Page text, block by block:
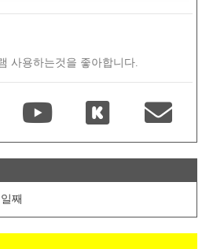
사용하는것을 좋아합니다.
일째